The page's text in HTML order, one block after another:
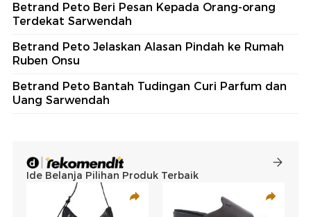
Betrand Peto Beri Pesan Kepada Orang-orang
Terdekat Sarwendah
Betrand Peto Jelaskan Alasan Pindah ke Rumah
Ruben Onsu
Betrand Peto Bantah Tudingan Curi Parfum dan
Uang Sarwendah